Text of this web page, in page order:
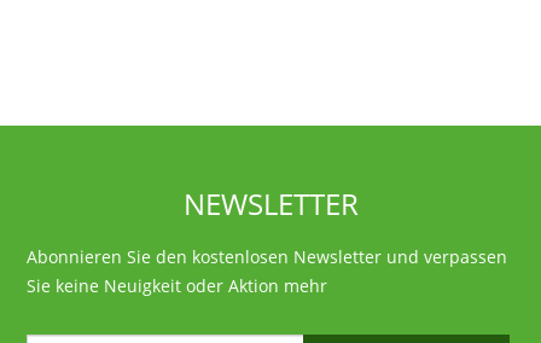
NEWSLETTER
Abonnieren Sie den kostenlosen Newsletter und verpassen
Sie keine Neuigkeit oder Aktion mehr